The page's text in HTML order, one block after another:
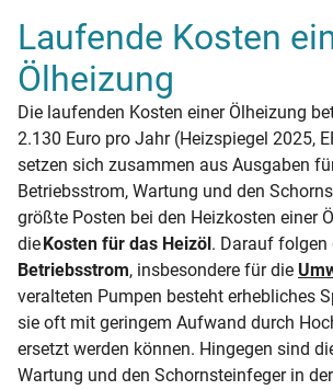
Laufende Kosten
Ölheizung
Die laufenden Kosten einer Ölheizung
2.130 Euro pro Jahr (Heizspiegel 2025,
setzen sich zusammen aus Ausgaben
Betriebsstrom, Wartung und den
größte Posten bei den Heizkosten einer
die Kosten für das Heizöl . Darauf folgen
Betriebsstrom, insbesondere für die
veralteten Pumpen besteht erhebliches
sie oft mit geringem Aufwand durch
ersetzt werden können. Hingegen sind
Wartung und den Schornsteinfeger in